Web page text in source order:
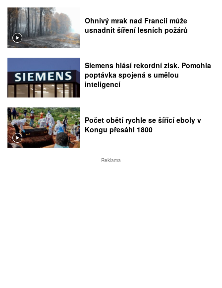
Ohnivý mrak nad Francií může
usnadnit šíření lesních požárů
Siemens hlásí rekordní zisk. Pomohla
poptávka spojená s umělou
inteligencí
Počet obětí rychle se šířící eboly v
Kongu přesáhl 1800
Reklama